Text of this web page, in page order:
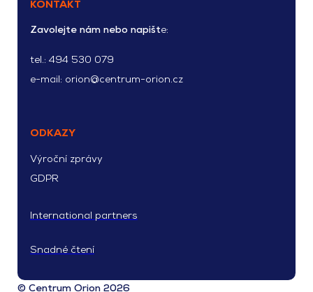
KONTAKT
Zavolejte nám nebo napište:
tel.: 494 530 079
e-mail: orion@centrum-orion.cz
ODKAZY
Výroční zprávy
GDPR
International partners
Snadné čtení
© Centrum Orion 2026